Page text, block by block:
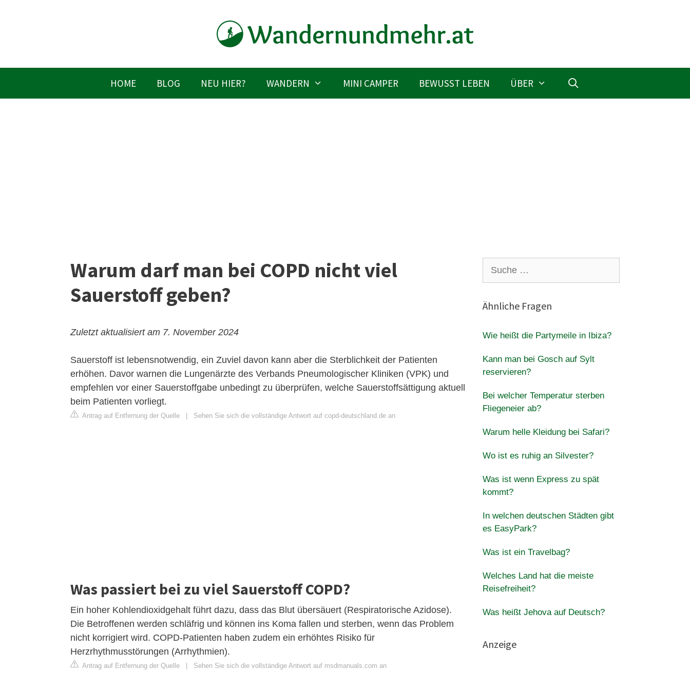
HOME BLOG NEU HIER? WANDERN MINI CAMPER BEWUSST LEBEN ÜBER
Warum darf man bei COPD nicht viel
Sauerstoff geben?
Zuletzt aktualisiert am 7. November 2024
Sauerstoff ist lebensnotwendig, ein Zuviel davon kann aber die Sterblichkeit der Patienten
erhöhen. Davor warnen die Lungenärzte des Verbands Pneumologischer Kliniken (VPK) und
empfehlen vor einer Sauerstoffgabe unbedingt zu überprüfen, welche Sauerstoffsättigung aktuell
beim Patienten vorliegt.
Antrag auf Entfernung der Quelle Sehen Sie sich die vollständige Antwort auf copd-deutschland.de an
Was passiert bei zu viel Sauerstoff COPD?
Ein hoher Kohlendioxidgehalt führt dazu, dass das Blut übersäuert (Respiratorische Azidose).
Die Betroffenen werden schläfrig und können ins Koma fallen und sterben, wenn das Problem
nicht korrigiert wird. COPD-Patienten haben zudem ein erhöhtes Risiko für
Herzrhythmusstörungen (Arrhythmien).
Antrag auf Entfernung der Quelle Sehen Sie sich die vollständige Antwort auf msdmanuals.com an
nach:
Ähnliche Fragen
Wie heißt die Partymeile in Ibiza?
Kann man bei Gosch auf Sylt
reservieren?
Bei welcher Temperatur sterben
Fliegeneier ab?
Warum helle Kleidung bei Safari?
Wo ist es ruhig an Silvester?
Was ist wenn Express zu spät
kommt?
In welchen deutschen Städten gibt
es EasyPark?
Was ist ein Travelbag?
Welches Land hat die meiste
Reisefreiheit?
Was heißt Jehova auf Deutsch?
Anzeige